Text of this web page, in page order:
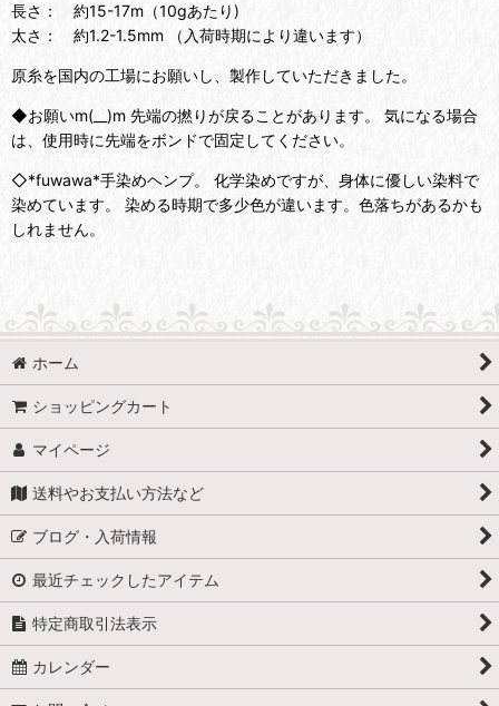
長さ： 約15-17m（10gあたり)
太さ： 約1.2-1.5mm （入荷時期により違います）
原糸を国内の工場にお願いし、製作していただきました。
◆お願いm(__)m 先端の撚りが戻ることがあります。 気になる場合
は、使用時に先端をボンドで固定してください。
◇*fuwawa*手染めヘンプ。 化学染めですが、身体に優しい染料で
染めています。 染める時期で多少色が違います。色落ちがあるかも
しれません。
ホーム
ショッピングカート
マイページ
送料やお支払い方法など
ブログ・入荷情報
最近チェックしたアイテム
特定商取引法表示
カレンダー